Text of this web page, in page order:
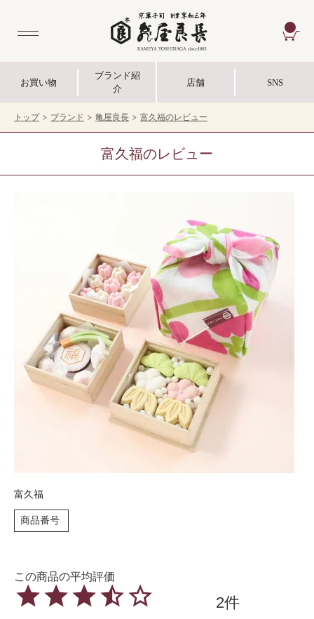
お買い物
ブランド紹
介
店舗 SNS
トップ ブランド 亀屋良長 富久福のレビュー
富久福のレビュー
富久福
商品番号
2